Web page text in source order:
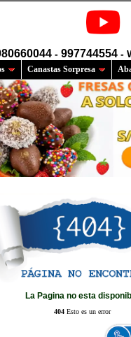
- 997744554 -
Canastas Sorpresa
La Pagina no esta
404Esto es un error